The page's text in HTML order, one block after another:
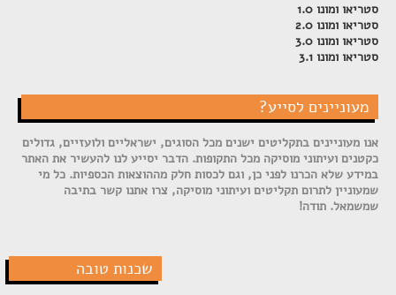
סטריאו ומונו 1.0
סטריאו ומונו 2.0
סטריאו ומונו 3.0
סטריאו ומונו 3.1
מעוניינים לסייע?
אנו מעוניינים בתקליטים ישנים מכל הסוגים, ישראליים ולועזיים, גדולים
כקטנים ועיתוני מוסיקה מכל התקופות. הדבר יסייע לנו להעשיר את האתר
במידע שלא הכרנו לפני כן, וגם לכסות חלק מההוצאות הכספיות. כל מי
שמעוניין לתרום תקליטים ועיתוני מוסיקה, צרו אתנו קשר בתיבה
שמשמאל. תודה!
שכנות טובה